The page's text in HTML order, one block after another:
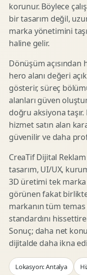
korunur. Böylece
bir tasarım değil,
marka yönetimini
haline gelir.
Dönüşüm
hero alanı değeri
gösterir, süreç
alanları güven
doğru aksiyona
hizmet satın alan
güvenilir ve daha
CreaTif Dijital Reklam
tasarım, UI/UX,
3D üretimi tek marka
görünen fakat
markanın tüm
standardını
Sonuç; daha net
dijitalde daha ikna
Lokasyon: Antalya